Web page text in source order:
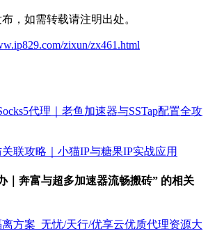
，如需转载请注明出处。
zixun/zx461.html
代理｜老鱼加速器与SSTap配置全攻
联攻略｜小猫IP与糖果IP实战应用
｜奔富与超多加速器流畅搬砖” 的相关